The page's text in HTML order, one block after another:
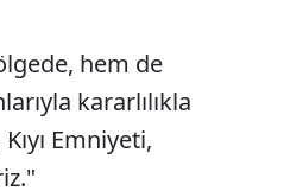
hem de
kararlılıkla
Emniyeti,